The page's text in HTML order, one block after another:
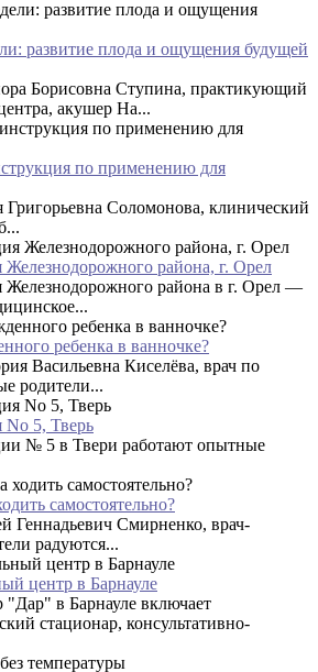
развитие плода и ощущения будущей
Борисовна Ступина, практикующий
акушер На...
по применению для
Соломонова, клинический
Железнодорожного района, г. Орел
Железнодорожного района в г. Орел —
ребенка в ванночке?
Васильевна Киселёва, врач по
родители...
No 5, Тверь
№ 5 в Твери работают опытные
самостоятельно?
Геннадьевич Смирненко, врач-
радуются...
центр в Барнауле
в Барнауле включает
стационар, консультативно-